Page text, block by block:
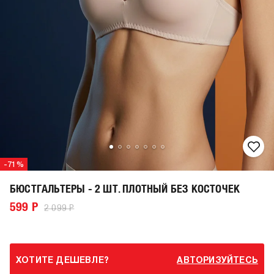
-71%
БЮСТГАЛЬТЕРЫ - 2 ШТ. ПЛОТНЫЙ БЕЗ КОСТОЧЕК
599 Р 2 099 Р
ХОТИТЕ ДЕШЕВЛЕ? АВТОРИЗУЙТЕСЬ